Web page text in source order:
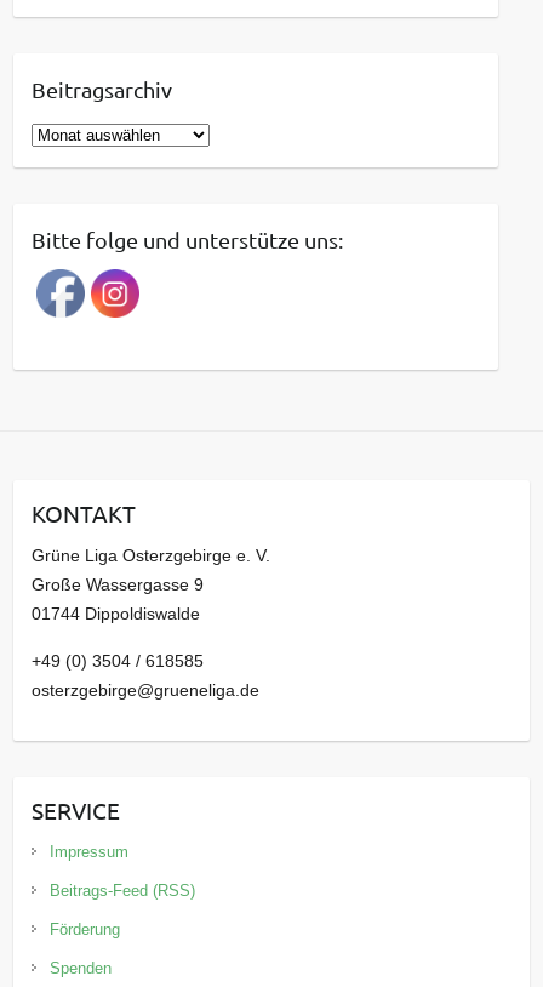
Beitragsarchiv
B
e
r
a
g
a
v
Bitte folge und unterstütze uns:
KONTAKT
Grüne Liga Osterzgebirge e. V.
Große Wassergasse 9
01744 Dippoldiswalde
+49 (0) 3504 / 618585
osterzgebirge@grueneliga.de
SERVICE
Impressum
Beitrags-Feed (RSS)
Förderung
Spenden